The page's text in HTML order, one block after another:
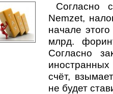
Согласно
Nemzet,
начале
млрд.
Согласно
счёт,
не будет